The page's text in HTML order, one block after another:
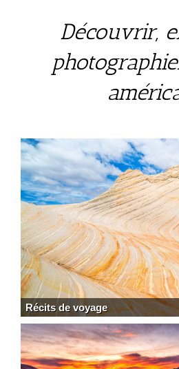
Découvrir,
Récits de voyage